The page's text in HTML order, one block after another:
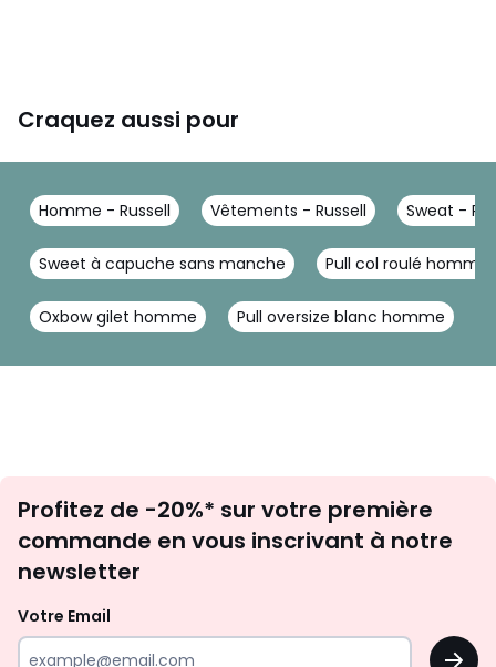
Craquez aussi pour
Homme - Russell Vêtements - Russell Sweat -
Sweet à capuche sans manche Pull col roulé homme
Oxbow gilet homme Pull oversize blanc homme
newsletter
Profitez de -20%* sur votre première
commande en vous inscrivant à notre
newsletter
Votre Email
OK